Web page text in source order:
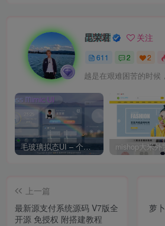
昆荣君 关注
611 2 2
越是在艰难困苦的时候
毛玻璃拟态UI – 个人主页（开源版）
上一篇
最新源支付系统源码 V7版全
开源 免授权 附搭建教程
萝